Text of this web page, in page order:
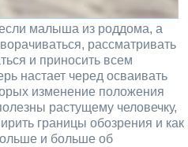
малыша из роддома, а
рассматривать
и приносить всем
настает черед осваивать
изменение положения
растущему человечку,
границы обозрения и как
и больше об